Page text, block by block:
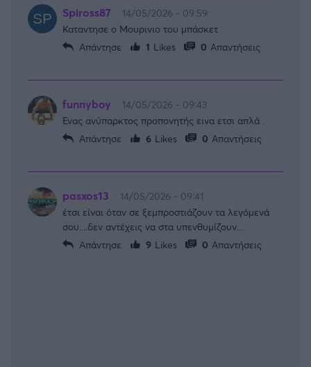
Spiross87
14/05/2026 - 09:59
Καταντησε ο Μουρινιο του μπάσκετ
Απάντησε
1 Likes 0 Απαντήσεις
funnyboy
14/05/2026 - 09:43
Ενας ανύπαρκτος προπονητής εινα ετσι απλά .
Απάντησε
6 Likes 0 Απαντήσεις
pasxos13
14/05/2026 - 09:41
έτσι είναι όταν σε ξεμπροστιάζουν τα λεγόμενά
σου....δεν αντέχεις να στα υπενθυμίζουν....
Απάντησε
9 Likes 0 Απαντήσεις